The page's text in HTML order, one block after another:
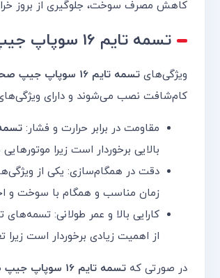
کاهش مصرف سوخت، جلوگیری از بروز
تسمه تایم 16 سوپاپ جیپ صحرا
ویژگی‌های تسمه تایم 16 سوپاپ جیپ صحرا
کام‌شافت نصب می‌شوند و دارای
مقاومت در برابر حرارت و فشار:
بالایی برخوردار است زیرا
دقت در همگام‌سازی: یکی از
زمان مناسب و همگام با سوخت و
کارایی بالا و عمر طولانی:
از اهمیت زیادی برخوردار است
در صورتی که تسمه تایم 16 سوپاپ جیپ صحرا